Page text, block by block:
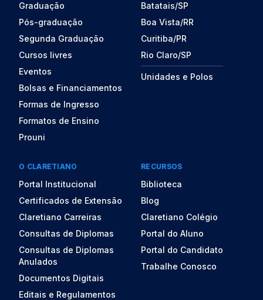
Graduação
Pós-graduação
Segunda Graduação
Cursos livres
Eventos
Bolsas e Financiamentos
Formas de Ingresso
Formatos de Ensino
Prouni
O CLARETIANO
Portal Institucional
Certificados de Extensão
Claretiano Carreiras
Consultas de Diplomas
Consultas de Diplomas
Anulados
Documentos Digitais
Editais e Regulamentos
Batatais/SP
Boa Vista/RR
Curitiba/PR
Rio Claro/SP
Unidades e Polos
RECURSOS
Biblioteca
Blog
Claretiano Colégio
Portal do Aluno
Portal do Candidato
Trabalhe Conosco